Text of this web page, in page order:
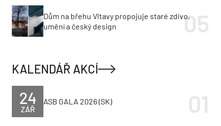
Dům na břehu Vltavy propojuje staré zdivo,
umění a český design
KALENDÁŘ AKCÍ
ZÁŘ
24 ASB GALA 2026 (SK)